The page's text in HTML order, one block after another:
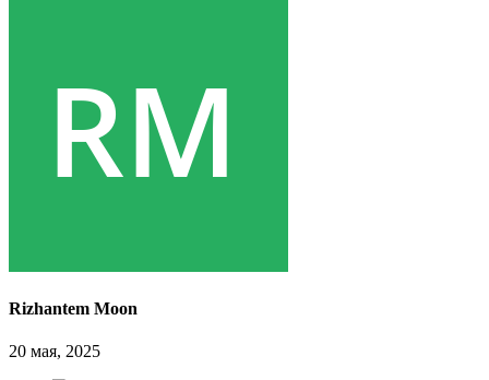
Rizhantem Moon
20 мая, 2025